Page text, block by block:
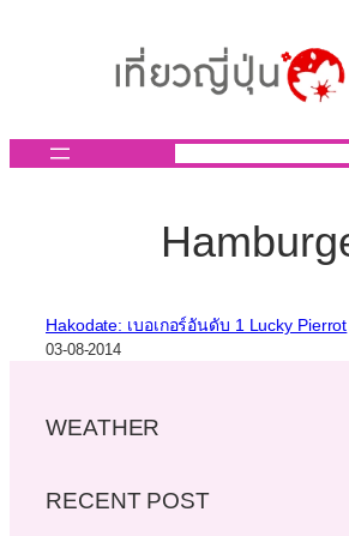
Hakodate: เบอเกอร์อันดับ 1 Lucky Pierrot
03-08-2014
WEATHER
RECENT POST